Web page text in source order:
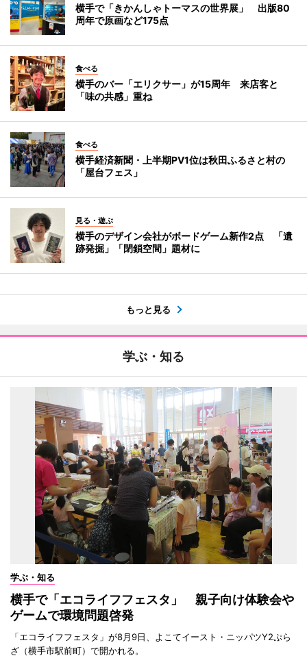
横手で「きかんしゃトーマスの世界展」 出版80
周年で原画など175点
食べる
横手のバー「エリクサー」が15周年 来店客と
「味の共感」重ね
食べる
横手経済新聞・上半期PV1位は秋田ふるさと村の
「屋台フェス」
見る・遊ぶ
横手のデザイン会社がボードゲーム新作2点 「遺
跡発掘」「閉鎖空間」題材に
もっと見る
学ぶ・知る
学ぶ・知る
横手で「エコライフフェスタ」 親子向け体験会や
ゲームで環境問題啓発
「エコライフフェスタ」が8月9日、よこてイースト・ニッパツY2ぷら
ざ（横手市駅前町）で開かれる。